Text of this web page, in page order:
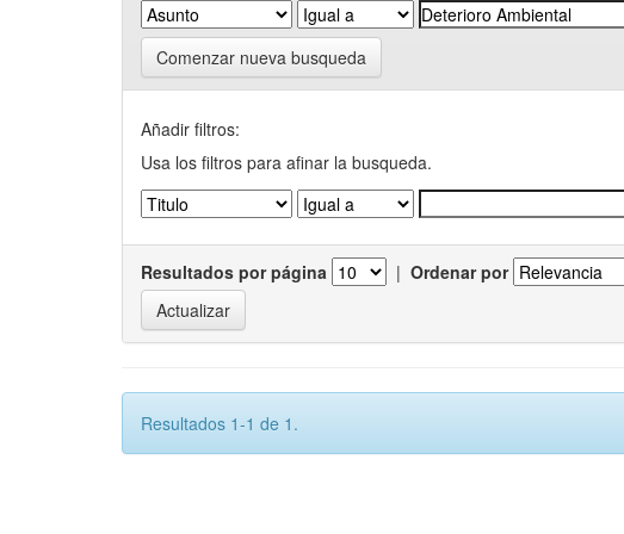
Comenzar nueva busqueda
Añadir filtros:
Usa los filtros para afinar la busqueda.
Resultados por página | Ordenar por
Resultados 1-1 de 1.